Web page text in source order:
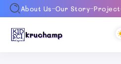
About Us Our Story